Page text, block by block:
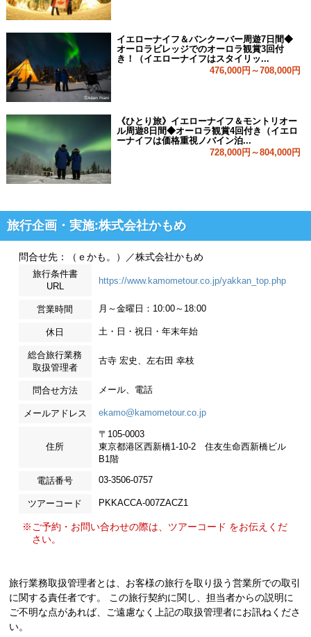
イエローナイフ＆バンクーバー周遊7日間◆
オーロラビレッジでのオーロラ観賞3回付
き！（イエローナイフはスタイリッ...
476,000円～708,000円
《ひとり旅》イエローナイフ＆モントリオー
ル周遊8日間◆オーロラ観賞4回付き（イエロ
ーナイフは価格重視ノバイン泊...
728,000円～804,000円
旅行企画・実施:株式会社かもめ
問合せ先：（ｅかも。）／株式会社かもめ
旅行条件書
URL
https://www.kamometour.co.jp/yakkan_top.php
営業時間 月～金曜日：10:00～18:00
休日 土・日・祝日・年末年始
総合旅行業務
取扱管理者
古寺 宏史、左右田 幸枝
問合せ方法 メール、電話
メールアドレス ekamo@kamometour.co.jp
住所
〒105-0003
東京都港区西新橋1-10-2 住友生命西新橋ビル
B1階
電話番号 03-3506-0757
ツアーコード PKKACCA-007ZACZ1
※ご予約・お問い合わせの際は、ツアーコード をお伝えくだ
さい。
旅行業務取扱管理者とは、お客様の旅行を取り扱う営業所での取引
に関する責任者です。 この旅行契約に関し、担当者からの説明に
ご不明な点があれば、ご遠慮なく上記の取扱管理者にお訊ねくださ
い。